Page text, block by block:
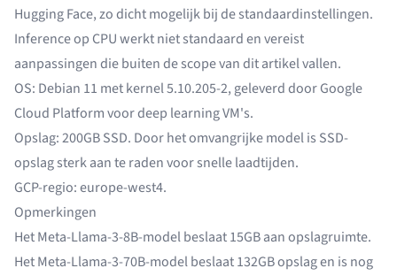
Hugging Face, zo dicht mogelijk bij de standaardinstellingen.
Inference op CPU werkt niet standaard en vereist
aanpassingen die buiten de scope van dit artikel vallen.
OS: Debian 11 met kernel 5.10.205-2, geleverd door Google
Cloud Platform voor deep learning VM's.
Opslag: 200GB SSD. Door het omvangrijke model is SSD-
opslag sterk aan te raden voor snelle laadtijden.
GCP-regio: europe-west4.
Opmerkingen
Het Meta-Llama-3-8B-model beslaat 15GB aan opslagruimte.
Het Meta-Llama-3-70B-model beslaat 132GB opslag en is nog